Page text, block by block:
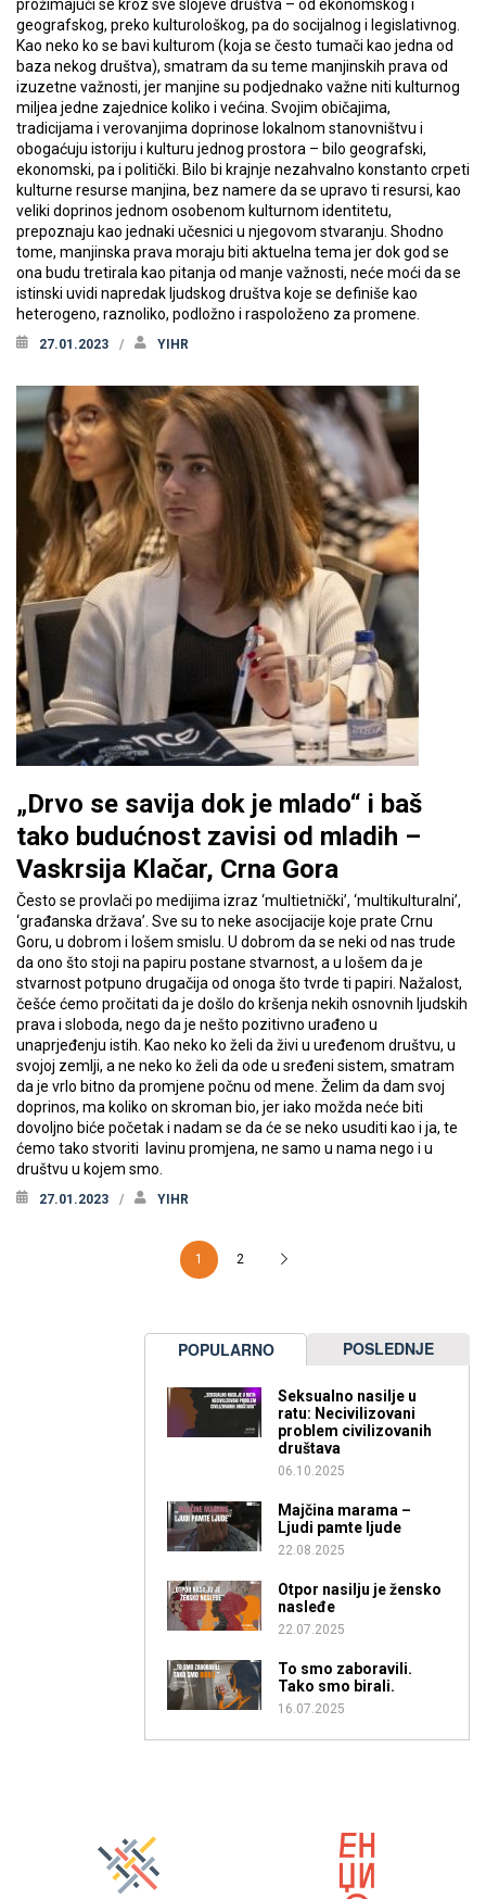
prožimajući se kroz sve slojeve društva – od ekonomskog i
geografskog, preko kulturološkog, pa do socijalnog i legislativnog.
Kao neko ko se bavi kulturom (koja se često tumači kao jedna od
baza nekog društva), smatram da su teme manjinskih prava od
izuzetne važnosti, jer manjine su podjednako važne niti kulturnog
miljea jedne zajednice koliko i većina. Svojim običajima,
tradicijama i verovanjima doprinose lokalnom stanovništvu i
obogaćuju istoriju i kulturu jednog prostora – bilo geografski,
ekonomski, pa i politički. Bilo bi krajnje nezahvalno konstanto crpeti
kulturne resurse manjina, bez namere da se upravo ti resursi, kao
veliki doprinos jednom osobenom kulturnom identitetu,
prepoznaju kao jednaki učesnici u njegovom stvaranju. Shodno
tome, manjinska prava moraju biti aktuelna tema jer dok god se
ona budu tretirala kao pitanja od manje važnosti, neće moći da se
istinski uvidi napredak ljudskog društva koje se definiše kao
heterogeno, raznoliko, podložno i raspoloženo za promene.
27.01.2023 YIHR
„Drvo se savija dok je mlado“ i baš
tako budućnost zavisi od mladih –
Vaskrsija Klačar, Crna Gora
Često se provlači po medijima izraz ‘multietnički’, ‘multikulturalni’,
‘građanska država’. Sve su to neke asocijacije koje prate Crnu
Goru, u dobrom i lošem smislu. U dobrom da se neki od nas trude
da ono što stoji na papiru postane stvarnost, a u lošem da je
stvarnost potpuno drugačija od onoga što tvrde ti papiri. Nažalost,
češće ćemo pročitati da je došlo do kršenja nekih osnovnih ljudskih
prava i sloboda, nego da je nešto pozitivno urađeno u
unaprjeđenju istih. Kao neko ko želi da živi u uređenom društvu, u
svojoj zemlji, a ne neko ko želi da ode u sređeni sistem, smatram
da je vrlo bitno da promjene počnu od mene. Želim da dam svoj
doprinos, ma koliko on skroman bio, jer iako možda neće biti
dovoljno biće početak i nadam se da će se neko usuditi kao i ja, te
ćemo tako stvoriti lavinu promjena, ne samo u nama nego i u
društvu u kojem smo.
27.01.2023 YIHR
1 2
POPULARNO POSLEDNJE
Seksualno nasilje u
ratu: Necivilizovani
problem civilizovanih
društava
06.10.2025
Majčina marama –
Ljudi pamte ljude
22.08.2025
Otpor nasilju je žensko
nasleđe
22.07.2025
To smo zaboravili.
Tako smo birali.
16.07.2025